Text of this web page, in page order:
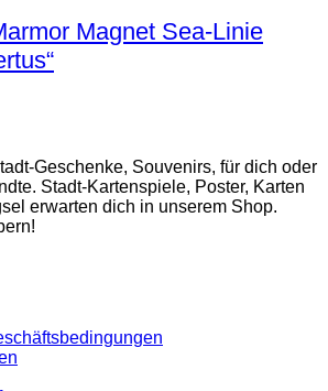
Magnet Sea-Linie
Geschenke, Souvenirs, für dich oder
Stadt-Kartenspiele, Poster, Karten
erwarten dich in unserem Shop.